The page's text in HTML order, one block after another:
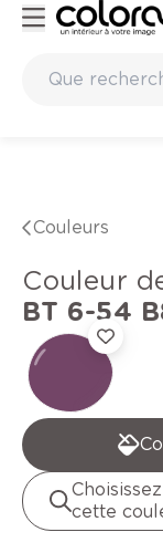
Couleurs
Couleur
BT 6-54
cette